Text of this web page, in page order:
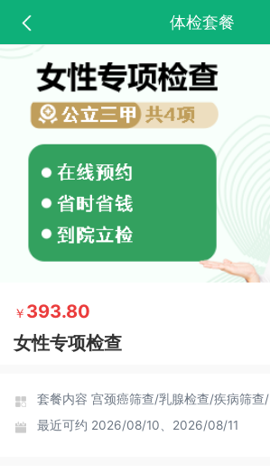
体检套餐
￥ 393.80
女性专项检查
套餐内容 宫颈癌筛查/乳腺检查/疾病筛查/
最近可约 2026/08/10、2026/08/11